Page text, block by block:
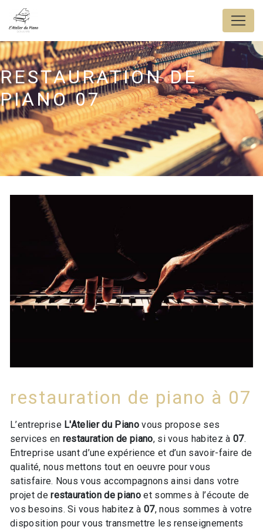
RESTAURATION DE
PIANO 07
restauration de piano à 07
L’entreprise L'Atelier du Pianovous propose ses
services en restauration de piano, si vous habitez à 07.
Entreprise usant d’une expérience et d’un savoir-faire de
qualité, nous mettons tout en oeuvre pour vous
satisfaire. Nous vous accompagnons ainsi dans votre
projet derestauration de pianoet sommes à l’écoute de
vos besoins. Si vous habitez à 07, nous sommes à votre
disposition pour vous transmettre les renseignements
Panneau de gestion des cookies